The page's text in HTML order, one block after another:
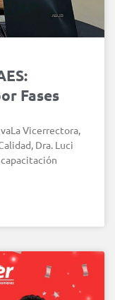
Fases
Vicerrectora,
Dra. Luci